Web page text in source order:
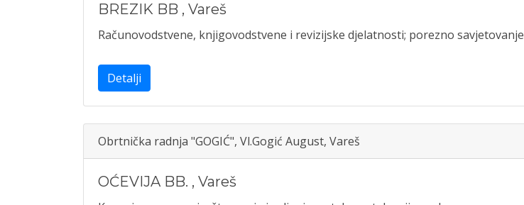
BREZIK BB , Vareš
Računovodstvene, knjigovodstvene i revizijske djelatnosti; porezno savjetovanje
Detalji
Obrtnička radnja "GOGIĆ", Vl.Gogić August, Vareš
OĆEVIJA BB. , Vareš